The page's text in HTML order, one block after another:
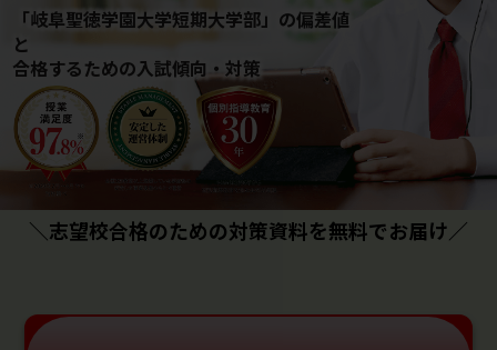
「岐阜聖徳学園大学短期大学部」の偏差値
と
合格するための⼊試傾向・対策
＼志望校合格のための対策資料を無料でお届け／